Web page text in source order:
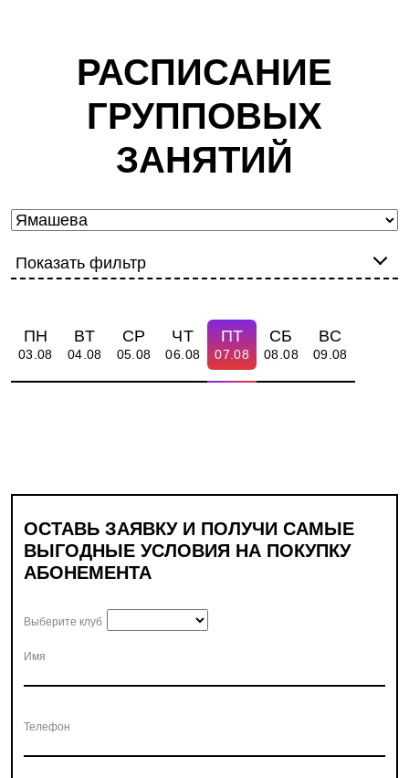
РАСПИСАНИЕ
ГРУППОВЫХ
ЗАНЯТИЙ
Показать фильтр
ПН
03.08
ВТ
04.08
СР
05.08
ЧТ
06.08
ПТ
07.08
СБ
08.08
ВС
09.08
ОСТАВЬ ЗАЯВКУ И ПОЛУЧИ САМЫЕ
ВЫГОДНЫЕ УСЛОВИЯ НА ПОКУПКУ
АБОНЕМЕНТА
Выберите клуб
Имя
Телефон